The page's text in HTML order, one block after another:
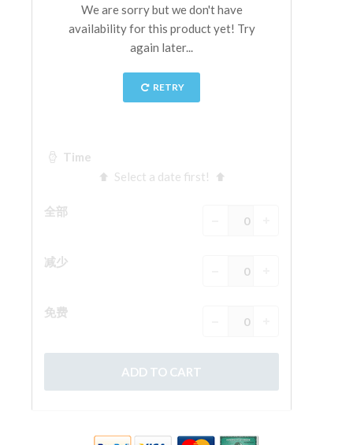
宝石加工博物馆
伽利略博物馆
Boboli Gardens
The Arnolfo\'s tower
圣母玛利亚
ENGLISH
FRANÇAIS